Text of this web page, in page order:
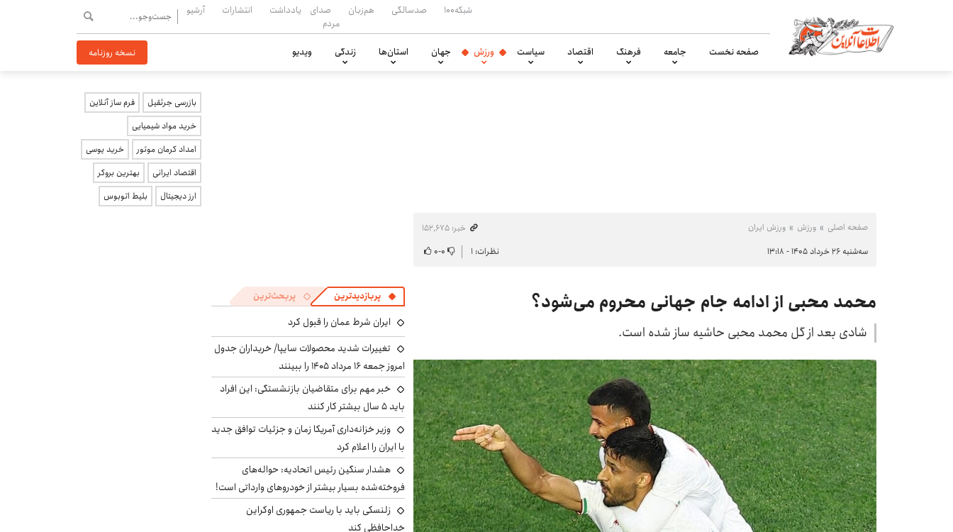
شبکه۱۰۰ صدسالگی هم‌زبان
صدای
مردم
یادداشت انتشارات آرشیو
صفحه نخست جامعه فرهنگ اقتصاد سیاست ورزش جهان استان‌ها زندگی ویدیو نسخه روزنامه
صفحه اصلی ورزش ورزش ایران
خبر: ۱۵۲٬۶۷۵
سه‌شنبه ۲۶ خرداد ۱۴۰۵ - ۱۳:۱۸
نظرات: ۱ ۰-۰
محمد محبی از ادامه جام جهانی محروم می‌شود؟
شادی بعد از گل محمد محبی حاشیه ساز شده است.
پربازدیدترین پربحث‌ترین
ایران شرط عمان را قبول کرد
تغییرات شدید محصولات سایپا/ خریداران جدول
امروز جمعه ۱۶ مرداد ۱۴۰۵ را ببینند
خبر مهم برای متقاضیان بازنشستگی: این افراد
باید ۵ سال بیشتر کار کنند
وزیر خزانه‌داری آمریکا زمان و جزئیات توافق جدید
با ایران را اعلام کرد
هشدار سنگین رئیس اتحادیه: حواله‌های
فروخته‌شده بسیار بیشتر از خودروهای وارداتی است!
زلنسکی باید با ریاست جمهوری اوکراین
خداحافظی کند
بازرسی جرثقیل
فرم ساز آنلاین
خرید مواد شیمیایی
امداد کرمان موتور
خرید یوسی
اقتصاد ایرانی
بهترین بروکر
ارز دیجیتال
بلیط اتوبوس